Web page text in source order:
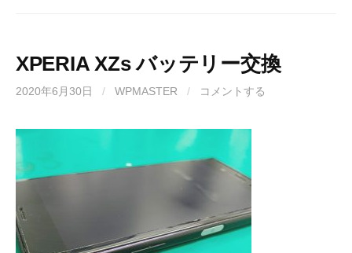
XPERIA XZs バッテリー交換
2020年6月30日 / WPMASTER / コメントする